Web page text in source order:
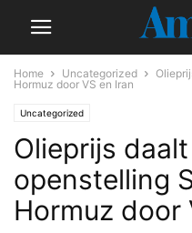
Home Uncategorized
Hormuz door VS en Iran
Uncategorized
Olieprijs
openstelling
Hormuz door